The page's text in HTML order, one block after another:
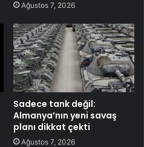
Ağustos 7, 2026
Sadece tank değil:
Almanya’nın yeni savaş
planı dikkat çekti
Ağustos 7, 2026